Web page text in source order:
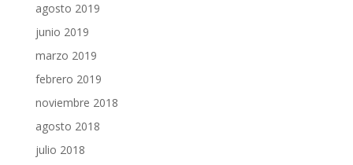
agosto 2019
junio 2019
marzo 2019
febrero 2019
noviembre 2018
agosto 2018
julio 2018